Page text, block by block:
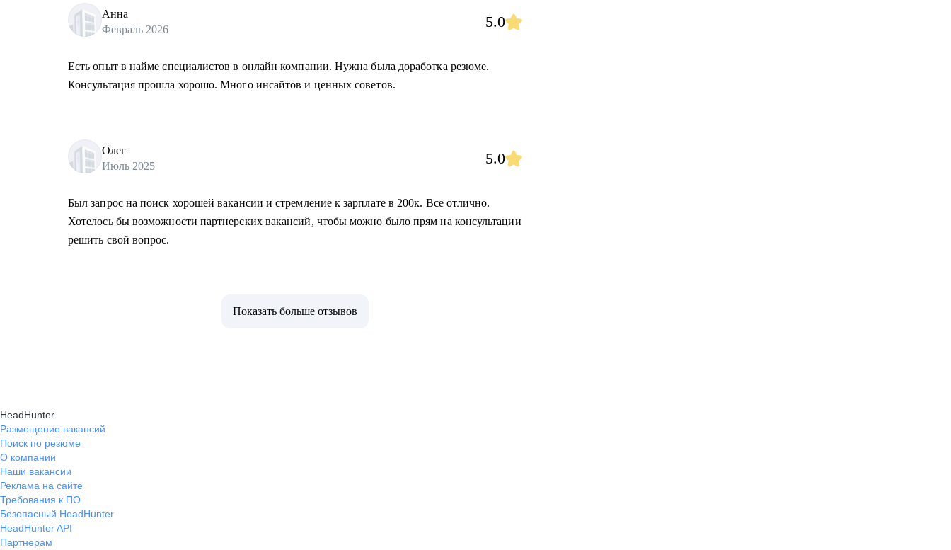
Анна
Февраль 2026
5.0
Есть опыт в найме специалистов в онлайн компании. Нужна была доработка резюме.
Консультация прошла хорошо. Много инсайтов и ценных советов.
Олег
Июль 2025
5.0
Был запрос на поиск хорошей вакансии и стремление к зарплате в 200к. Все отлично.
Хотелось бы возможности партнерских вакансий, чтобы можно было прям на консультации
решить свой вопрос.
Показать больше отзывов
HeadHunter
Размещение вакансий
Поиск по резюме
О компании
Наши вакансии
Реклама на сайте
Требования к ПО
Безопасный HeadHunter
HeadHunter API
Партнерам